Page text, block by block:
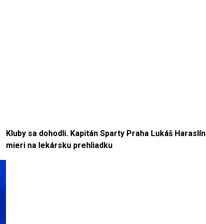
Kluby sa dohodli. Kapitán Sparty Praha Lukáš Haraslín
mieri na lekársku prehliadku